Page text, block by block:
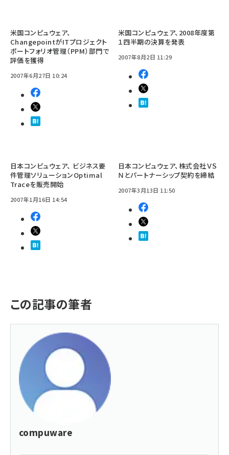
米国コンピュウェア、
ChangepointがITプロジェクト
ポートフォリオ管理（PPM）部門で
評価を獲得
2007年6月27日 10:24
米国コンピュウェア、2008年度第
１四半期の決算を発表
2007年8月2日 11:29
日本コンピュウェア、 ビジネス要
件管理ソリューションOptimal
Traceを販売開始
2007年1月16日 14:54
日本コンピュウェア、株式会社ＶＳ
Ｎとパートナーシップ契約を締結
2007年3月13日 11:50
この記事の筆者
compuware